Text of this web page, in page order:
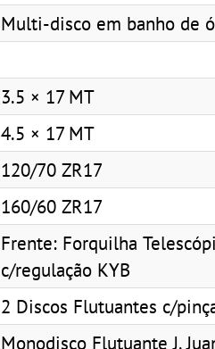
Multi-disco em banho de
3.5 × 17 MT
4.5 × 17 MT
120/70 ZR17
160/60 ZR17
Frente: Forquilha
c/regulação KYB
2 Discos Flutuantes c/
Monodisco Flutuante J.